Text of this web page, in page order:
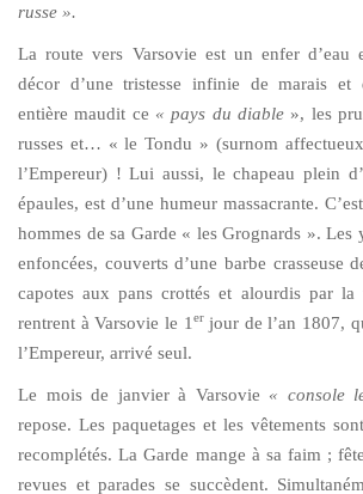
russe ».
La route vers Varsovie est un enfer d’eau
décor d’une tristesse infinie de marais et
entière maudit ce « pays du diable », les
russes et… « le Tondu » (surnom
l’Empereur) ! Lui aussi, le chapeau plein
épaules, est d’une humeur massacrante.
hommes de sa Garde « les Grognards ». Les
enfoncées, couverts d’une barbe crasseuse
capotes aux pans crottés et alourdis par la
rentrent à Varsovie le 1 erjour de l’an 1807,
l’Empereur, arrivé seul.
Le mois de janvier à Varsovie « console
repose. Les paquetages et les vêtements
recomplétés. La Garde mange à sa faim ;
revues et parades se succèdent.